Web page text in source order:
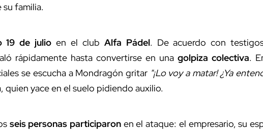
familia.
19 de julio en el club Alfa Pádel. De acuerdo con
rápidamente hasta convertirse en una golpiza colectiva.
se escucha a Mondragón gritar "¡Lo voy a matar! ¿Ya
yace en el suelo pidiendo auxilio.
seis personas participaron en el ataque: el empresario, su